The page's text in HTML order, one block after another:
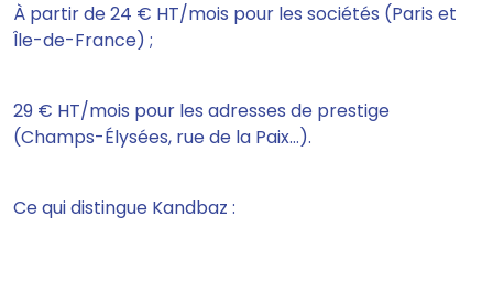
À partir de 24 € HT/mois pour les sociétés (Paris et
Île-de-France) ;
29 € HT/mois pour les adresses de prestige
(Champs-Élysées, rue de la Paix…).
Ce qui distingue Kandbaz :